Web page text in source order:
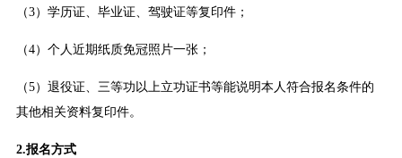
（3）学历证、毕业证、驾驶证等复印件；
（4）个人近期纸质免冠照片一张；
（5）退役证、三等功以上立功证书等能说明本人符合报名条件的
其他相关资料复印件。
2.报名方式